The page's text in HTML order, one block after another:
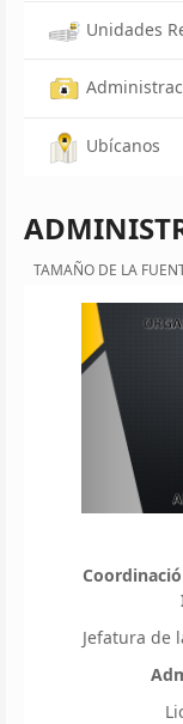
Unidades
Ubícanos
TAMAÑO DE LA
Jefatura de